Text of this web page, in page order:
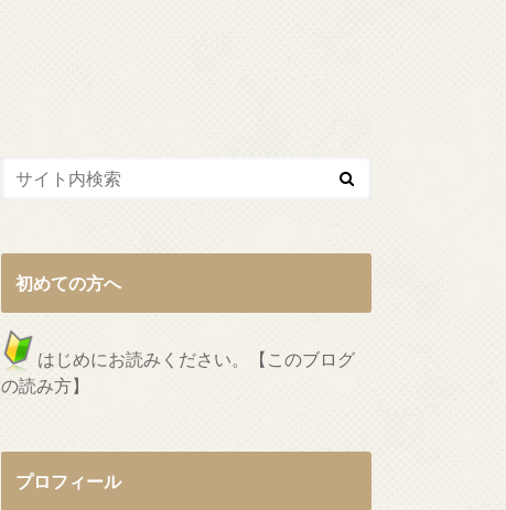
初めての方へ
はじめにお読みください。【このブログ
の読み方】
プロフィール